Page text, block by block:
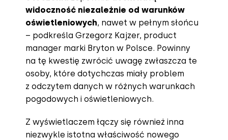
widoczność niezależnie od warunków
oświetleniowych, nawet w pełnym słońcu
– podkreśla Grzegorz Kajzer, product
manager marki Bryton w Polsce. Powinny
na tę kwestię zwrócić uwagę zwłaszcza te
osoby, które dotychczas miały problem
z odczytem danych w różnych warunkach
pogodowych i oświetleniowych.
Z wyświetlaczem łączy się również inna
niezwykle istotna właściwość nowego